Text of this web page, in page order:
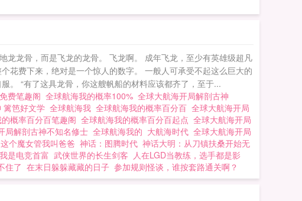
龙骨，而是飞龙的龙骨。 飞龙啊。 成年飞龙，至少有英雄级超凡
花费下来，绝对是一个惊人的数字。 一般人可承受不起这么巨大的
。 “有了这具龙骨，你这艘帆船的材料应该都齐了，至于...
费笔趣阁 全球航海我的概率100% 全球大航海开局解剖古神
篱笆好文学 全球航海我 全球航海我的概率百分百 全球大航海开局
概率百分百笔趣阁 全球航海我的概率百分百起点 全球大航海开局
局解剖古神不知名修士 全球航海我的 大航海时代 全球大航海开局
这个魔女管我叫爸爸 神话：图腾时代 神话大明：从刀镇扶桑开始无
是电竞首富 武侠世界的长生剑客 人在LGD当教练，选手都是影
住了 在末日躲躲藏藏的日子 参加规则怪谈，谁按套路通关啊？